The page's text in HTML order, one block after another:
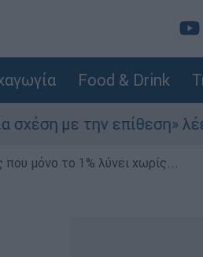
Food & Drink
με την επίθεση» λέει η
μόνο το 1% λύνει χωρίς...